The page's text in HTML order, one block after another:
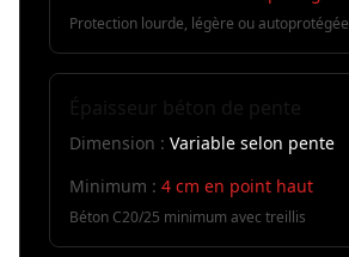
Protection lourde, légère ou autoprotégée
Dimension : Variable selon pente
Minimum : 4 cm en point haut
Béton C20/25 minimum avec treillis